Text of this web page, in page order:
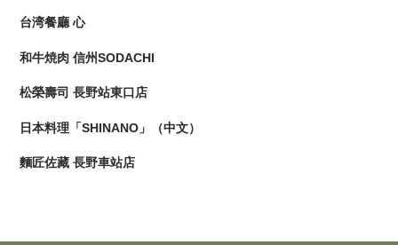
台湾餐廳 心
和牛焼肉 信州SODACHI
松榮壽司 長野站東口店
日本料理「SHINANO」（中文）
麵匠佐藏 長野車站店